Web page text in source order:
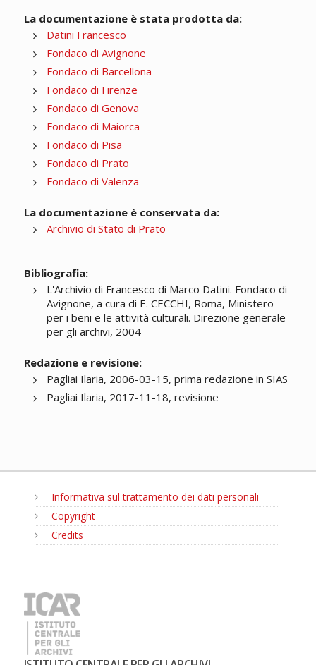
La documentazione è stata prodotta da:
Datini Francesco
Fondaco di Avignone
Fondaco di Barcellona
Fondaco di Firenze
Fondaco di Genova
Fondaco di Maiorca
Fondaco di Pisa
Fondaco di Prato
Fondaco di Valenza
La documentazione è conservata da:
Archivio di Stato di Prato
Bibliografia:
L'Archivio di Francesco di Marco Datini. Fondaco di
Avignone, a cura di E. CECCHI, Roma, Ministero
per i beni e le attività culturali. Direzione generale
per gli archivi, 2004
Redazione e revisione:
Pagliai Ilaria, 2006-03-15, prima redazione in SIAS
Pagliai Ilaria, 2017-11-18, revisione
Informativa sul trattamento dei dati personali
Copyright
Credits